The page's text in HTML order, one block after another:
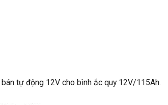
bán tự động 12V cho bình ắc quy 12V/115Ah.